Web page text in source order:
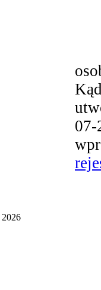
07-
2026